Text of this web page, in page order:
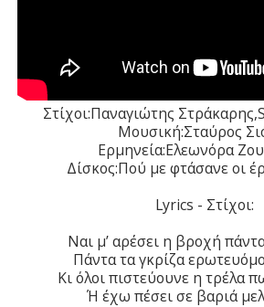
Στίχοι:Παναγιώτης
Μουσική:Σταύρος
Ερμηνεία:Ελεωνόρα
Δίσκος:Πού με φτάσανε οι
Lyrics - Στίχοι:
Ναι μ’ αρέσει η βροχή
Πάντα τα γκρίζα
Κι όλοι πιστεύουνε η τρέλα
Ή έχω πέσει σε βαριά